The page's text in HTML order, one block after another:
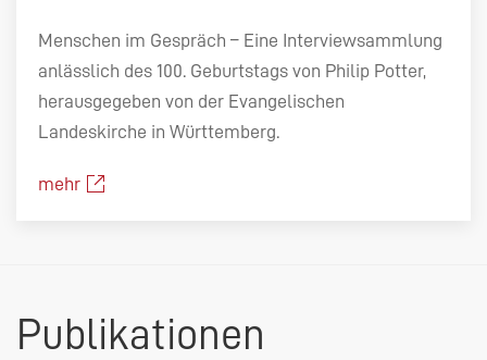
Menschen im Gespräch – Eine Interviewsammlung
anlässlich des 100. Geburtstags von Philip Potter,
herausgegeben von der Evangelischen
Landeskirche in Württemberg.
mehr
Publikationen